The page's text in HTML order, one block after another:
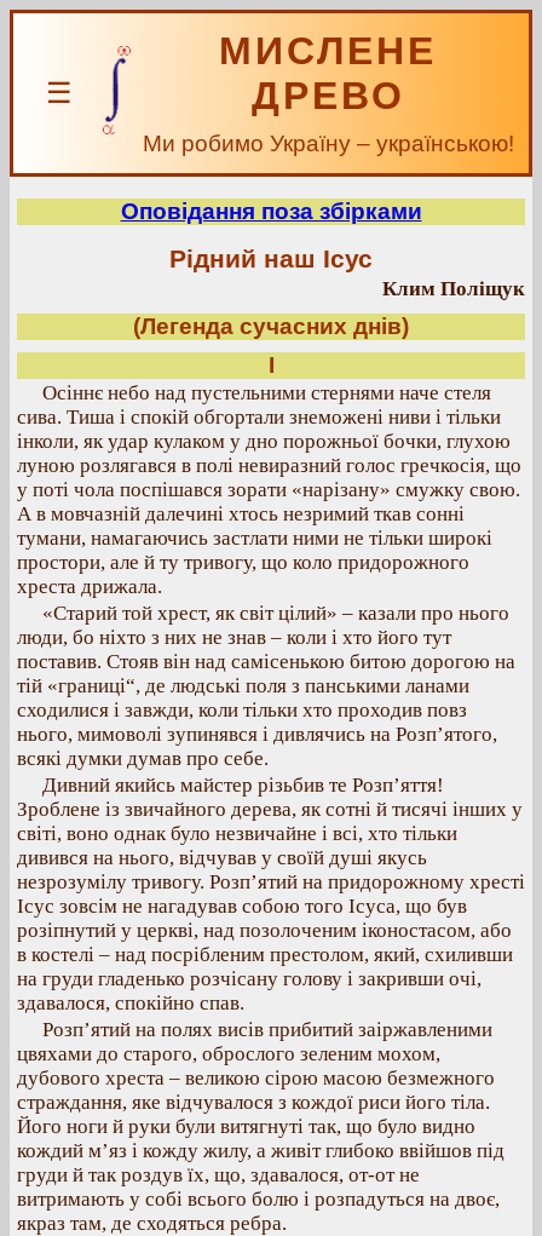
☰
МИСЛЕНЕ
ДРЕВО
Ми робимо Україну – українською!
Оповідання поза збірками
Рідний наш Ісус
Клим Поліщук
(Легенда сучасних днів)
І
Осіннє небо над пустельними стернями наче стеля
сива. Тиша і спокій обгортали знеможені ниви і тільки
інколи, як удар кулаком у дно порожньої бочки, глухою
луною розлягався в полі невиразний голос гречкосія, що
у поті чола поспішався зорати «нарізану» смужку свою.
А в мовчазній далечині хтось незримий ткав сонні
тумани, намагаючись застлати ними не тільки широкі
простори, але й ту тривогу, що коло придорожного
хреста дрижала.
«Старий той хрест, як світ цілий» – казали про нього
люди, бо ніхто з них не знав – коли і хто його тут
поставив. Стояв він над самісенькою битою дорогою на
тій «границі“, де людські поля з панськими ланами
сходилися і завжди, коли тільки хто проходив повз
нього, мимоволі зупинявся і дивлячись на Розп’ятого,
всякі думки думав про себе.
Дивний якийсь майстер різьбив те Розп’яття!
Зроблене із звичайного дерева, як сотні й тисячі інших у
світі, воно однак було незвичайне і всі, хто тільки
дивився на нього, відчував у своїй душі якусь
незрозумілу тривогу. Розп’ятий на придорожному хресті
Ісус зовсім не нагадував собою того Ісуса, що був
розіпнутий у церкві, над позолоченим іконостасом, або
в костелі – над посрібленим престолом, який, схиливши
на груди гладенько розчісану голову і закривши очі,
здавалося, спокійно спав.
Розп’ятий на полях висів прибитий заіржавленими
цвяхами до старого, оброслого зеленим мохом,
дубового хреста – великою сірою масою безмежного
страждання, яке відчувалося з кождої риси його тіла.
Його ноги й руки були витягнуті так, що було видно
кождий м’яз і кожду жилу, а живіт глибоко ввійшов під
груди й так роздув їх, що, здавалося, от-от не
витримають у собі всього болю і розпадуться на двоє,
якраз там, де сходяться ребра.